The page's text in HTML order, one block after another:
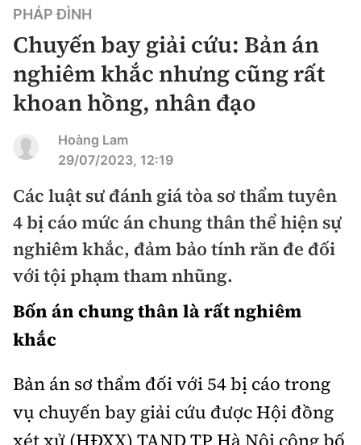
Chính trị
Xã hội
Chuyện dọc đường
Cải chính
Xây dựng
Chỉ đạo điều hành
Quy hoạch kiến trúc
Vật liệu xây dựng
Giám định chất lượng
Quản lý đô thị
Giao thông
Quản lý
Đường bộ
Hàng không
Đường sắt
Đăng kiểm
Đường sắt tốc độ cao
Hàng hải
Đường sắt đô thị
Thị trường
Tài chính
Chứng khoán
Bảo hiểm
Doanh nghiệp
Pháp luật
Thanh tra
An ninh hình sự
Điều tra
Pháp đình
An toàn giao thông
Giao thông 24h
Văn hóa giao thông
Lái xe an toàn
Chung tay vì ATGT
Chất lượng sống
Giáo dục
Y tế
Đời sống
Lao động - Công đoàn
Văn hóa - Giải Trí
Văn hóa
Showbiz
Điện ảnh
Bóng đá
Bình luận
Công nghệ
PHÁP ĐÌNH
Chuyến bay giải cứu: Bản án
nghiêm khắc nhưng cũng rất
khoan hồng, nhân đạo
Hoàng Lam
29/07/2023, 12:19
Các luật sư đánh giá tòa sơ thẩm tuyên
4 bị cáo mức án chung thân thể hiện sự
nghiêm khắc, đảm bảo tính răn đe đối
với tội phạm tham nhũng.
Bốn án chung thân là rất nghiêm
khắc
Bản án sơ thẩm đối với 54 bị cáo trong
vụ chuyến bay giải cứu được Hội đồng